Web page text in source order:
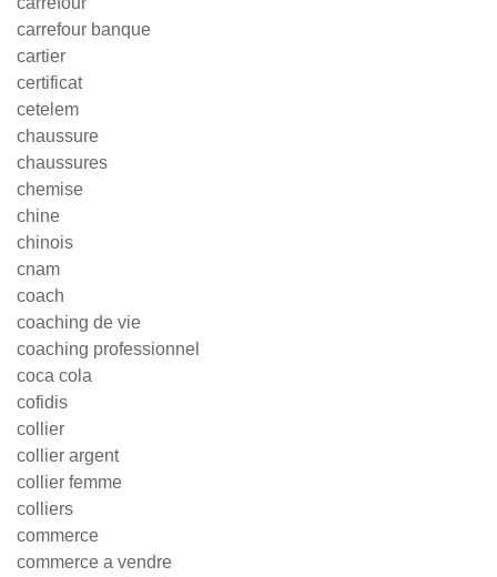
carrefour banque
cartier
certificat
cetelem
chaussure
chaussures
chemise
chine
chinois
cnam
coach
coaching de vie
coaching professionnel
coca cola
cofidis
collier
collier argent
collier femme
colliers
commerce
commerce a vendre